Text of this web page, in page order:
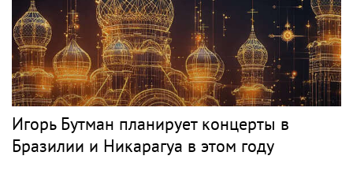
Игорь Бутман планирует концерты в
Бразилии и Никарагуа в этом году